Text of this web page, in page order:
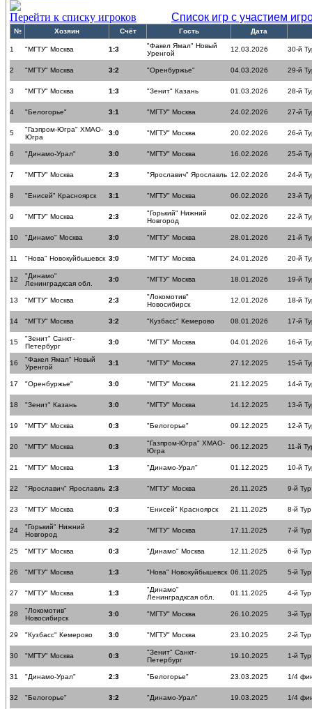
Перейти к списку игроков
Список игр с участием
№ Хозяин Счёт Гость Дата
1 "МГТУ" Москва 1:3
"Факел Ямал" Новый
Уренгой
12.03.2026 30-й
2 "МГТУ" Москва 3:2 "Оренбуржье" 04.03.2026 29-й
3 "МГТУ" Москва 1:3 "Зенит" Казань 01.03.2026 28-й
4 "Белогорье" 3:1 "МГТУ" Москва 24.02.2026 27-й
5
"Газпром-Югра" ХМАО-
Югра
3:0 "МГТУ" Москва 20.02.2026 26-й
6 "Динамо-Урал" 3:0 "МГТУ" Москва 16.02.2026 25-й
7 "МГТУ" Москва 2:3 "Ярославич" Ярославль 12.02.2026 24-й
8 "Енисей" Красноярск 3:1 "МГТУ" Москва 06.02.2026 23-й
9 "МГТУ" Москва 2:3
"Горький" Нижний
Новгород
02.02.2026 22-й
10 "Динамо" Москва 3:0 "МГТУ" Москва 28.01.2026 21-й
11 "Нова" Новокуйбышевск 3:0 "МГТУ" Москва 24.01.2026 20-й
12
"Динамо"
Ленинградксая обл.
3:0 "МГТУ" Москва 18.01.2026 19-й
13 "МГТУ" Москва 2:3
"Локомотив"
Новосибирск
12.01.2026 18-й
14 "МГТУ" Москва 3:2 "Кузбасс" Кемерово 08.01.2026 17-й
15
"Зенит" Санкт-
Петербург
3:0 "МГТУ" Москва 04.01.2026 16-й
16
"Факел Ямал" Новый
Уренгой
3:1 "МГТУ" Москва 27.12.2025 15-й
17 "Оренбуржье" 3:0 "МГТУ" Москва 21.12.2025 14-й
18 "Зенит" Казань 3:0 "МГТУ" Москва 14.12.2025 13-й
19 "МГТУ" Москва 0:3 "Белогорье" 09.12.2025 12-й
20 "МГТУ" Москва 0:3
"Газпром-Югра" ХМАО-
Югра
06.12.2025 11-й
21 "МГТУ" Москва 1:3 "Динамо-Урал" 01.12.2025 10-й
22 "Ярославич" Ярославль 2:3 "МГТУ" Москва 26.11.2025 9-й Тур
23 "МГТУ" Москва 0:3 "Енисей" Красноярск 21.11.2025 8-й Тур
24
"Горький" Нижний
Новгород
3:2 "МГТУ" Москва 17.11.2025 7-й Тур
25 "МГТУ" Москва 0:3 "Динамо" Москва 12.11.2025 6-й Тур
26 "МГТУ" Москва 1:3 "Нова" Новокуйбышевск 06.11.2025 5-й Тур
27 "МГТУ" Москва 1:3
"Динамо"
Ленинградксая обл.
01.11.2025 4-й Тур
28
"Локомотив"
Новосибирск
3:0 "МГТУ" Москва 26.10.2025 3-й Тур
29 "Кузбасс" Кемерово 3:0 "МГТУ" Москва 23.10.2025 2-й Тур
30 "МГТУ" Москва 0:3
"Зенит" Санкт-
Петербург
19.10.2025 1-й Тур
31 "Динамо-Урал" 2:3 "Белогорье" 23.03.2025 1/4
32 "Белогорье" 3:2 "Динамо-Урал" 19.03.2025 1/4